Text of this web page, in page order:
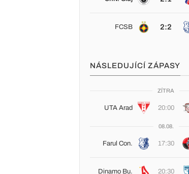
FCSB 2:2
NÁSLEDUJÍCÍ ZÁPASY
ZÍTRA
UTA Arad 20:00
08.08.
Farul Con. 17:30
Dinamo Bu. 20:30